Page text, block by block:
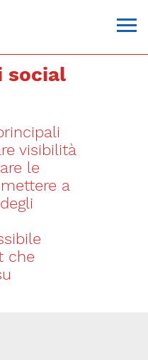
social
visibilità
le
a
che